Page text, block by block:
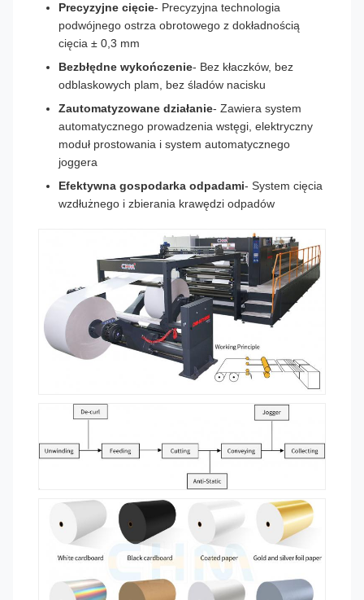
Precyzyjne cięcie- Precyzyjna technologia
podwójnego ostrza obrotowego z dokładnością
cięcia ± 0,3 mm
Bezbłędne wykończenie- Bez kłaczków, bez
odblaskowych plam, bez śladów nacisku
Zautomatyzowane działanie- Zawiera system
automatycznego prowadzenia wstęgi, elektryczny
moduł prostowania i system automatycznego
joggera
Efektywna gospodarka odpadami- System cięcia
wzdłużnego i zbierania krawędzi odpadów